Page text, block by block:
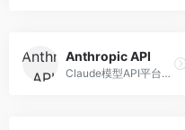
Anthropic API
Claude模型API平台，专注于安全可靠的AI服务。面向开发者，提供Claude系列模型API、安全特性、企业级服务等，API质量高。